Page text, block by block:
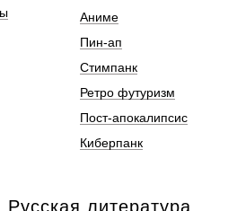
Аниме
Пин-ап
Стимпанк
Ретро футуризм
Пост-апокалипсис
Киберпанк
Русская литература